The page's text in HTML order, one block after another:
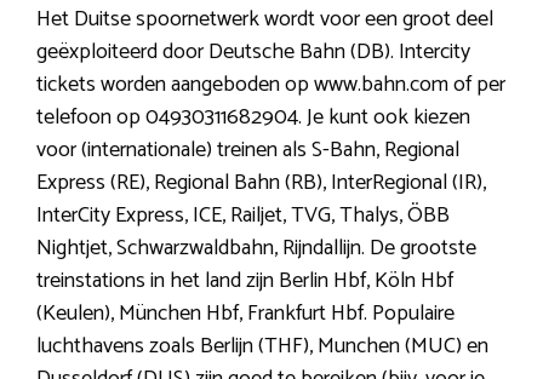
Het Duitse spoornetwerk wordt voor een groot deel
geëxploiteerd door Deutsche Bahn (DB). Intercity
tickets worden aangeboden op www.bahn.com of per
telefoon op 04930311682904. Je kunt ook kiezen
voor (internationale) treinen als S-Bahn, Regional
Express (RE), Regional Bahn (RB), InterRegional (IR),
InterCity Express, ICE, Railjet, TVG, Thalys, ÖBB
Nightjet, Schwarzwaldbahn, Rijndallijn. De grootste
treinstations in het land zijn Berlin Hbf, Köln Hbf
(Keulen), München Hbf, Frankfurt Hbf. Populaire
luchthavens zoals Berlijn (THF), Munchen (MUC) en